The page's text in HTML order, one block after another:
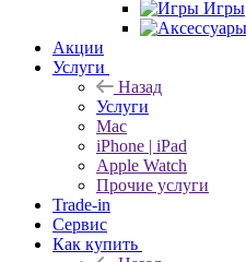
Игры
Акции
Услуги
Назад
Услуги
Mac
iPhone | iPad
Apple Watch
Прочие услуги
Trade-in
Сервис
Как купить